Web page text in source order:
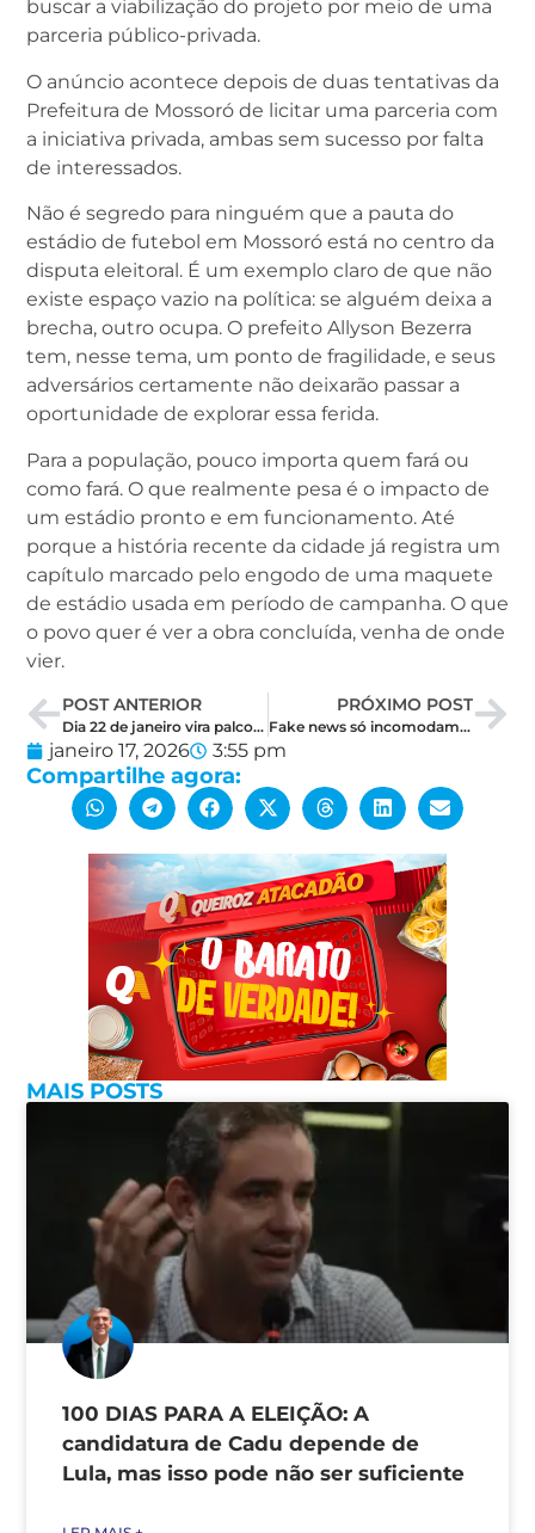
buscar a viabilização do projeto por meio de uma
parceria público-privada.
O anúncio acontece depois de duas tentativas da
Prefeitura de Mossoró de licitar uma parceria com
a iniciativa privada, ambas sem sucesso por falta
de interessados.
Não é segredo para ninguém que a pauta do
estádio de futebol em Mossoró está no centro da
disputa eleitoral. É um exemplo claro de que não
existe espaço vazio na política: se alguém deixa a
brecha, outro ocupa. O prefeito Allyson Bezerra
tem, nesse tema, um ponto de fragilidade, e seus
adversários certamente não deixarão passar a
oportunidade de explorar essa ferida.
Para a população, pouco importa quem fará ou
como fará. O que realmente pesa é o impacto de
um estádio pronto e em funcionamento. Até
porque a história recente da cidade já registra um
capítulo marcado pelo engodo de uma maquete
de estádio usada em período de campanha. O que
o povo quer é ver a obra concluída, venha de onde
vier.
POST ANTERIOR
Dia 22 de janeiro vira palco de disputa na política potiguar
PRÓXIMO POST
Fake news só incomodam quando atingem o nosso lado
janeiro 17, 2026 3:55 pm
Compartilhe agora:
MAIS POSTS
100 DIAS PARA A ELEIÇÃO: A
candidatura de Cadu depende de
Lula, mas isso pode não ser suficiente